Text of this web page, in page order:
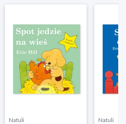
Natuli Natuli